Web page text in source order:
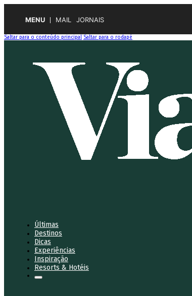
MENU MAIL JORNAIS
Saltar para o conteúdo principal Saltar para o rodapé
Últimas
Destinos
Dicas
Experiências
Inspiração
Resorts & Hotéis